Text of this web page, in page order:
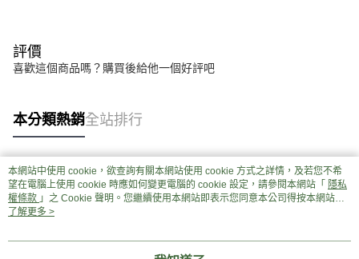
評價
喜歡這個商品嗎？購買後給他一個好評吧
本分類熱銷全站排行
熱門標籤
本網站中使用 cookie，欲查詢有關本網站使用 cookie 方式之詳情，及若您不希
望在電腦上使用 cookie 時應如何變更電腦的 cookie 設定，請參閱本網站「 隱私
權條款 」之 Cookie 聲明。您繼續使用本網站即表示您同意本公司得按本網站使
用條款之 Cookie 聲明使用 cookie。
了解更多 >